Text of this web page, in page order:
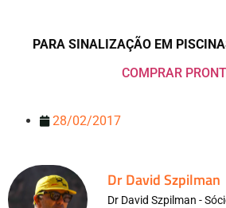
PARA SINALIZAÇÃO EM
COMPRAR
28/02/2017
Dr David Szpilman
Dr David Szpilman -